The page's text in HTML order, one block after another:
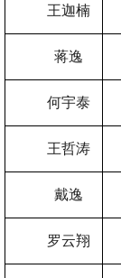
王迦楠
蒋逸
何宇泰
王哲涛
戴逸
罗云翔